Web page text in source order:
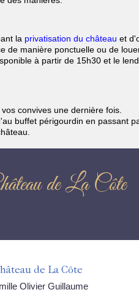
la privatisation du château et
manière ponctuelle ou de
à partir de 15h30 et le
convives une dernière fois.
buffet périgourdin en passant
de La Côte
de La Côte
Olivier Guillaume